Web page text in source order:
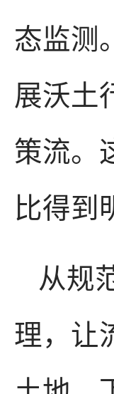
态监测
展沃土
策流。
比得到
从规
理，让